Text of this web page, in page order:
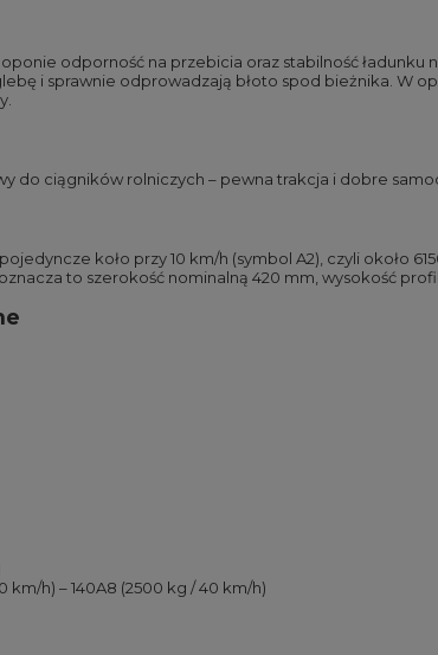
odporność na przebicia oraz stabilność
i sprawnie odprowadzają błoto spod bieżnika. W
do ciągników rolniczych – pewna trakcja i dobre
koło przy 10 km/h (symbol A2), czyli około
to szerokość nominalną 420 mm, wysokość
km/h) – 140A8 (2500 kg / 40 km/h)